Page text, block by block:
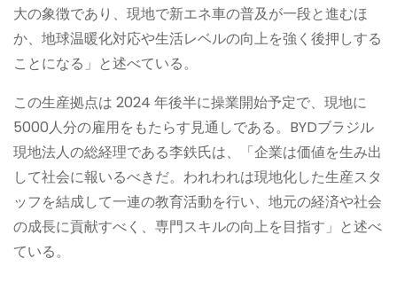
大の象徴であり、現地で新エネ車の普及が一段と進むほ
か、地球温暖化対応や生活レベルの向上を強く後押しする
ことになる」と述べている。
この生産拠点は 2024 年後半に操業開始予定で、現地に
5000人分の雇用をもたらす見通しである。BYDブラジル
現地法人の総経理である李鉄氏は、「企業は価値を生み出
して社会に報いるべきだ。われわれは現地化した生産スタ
ッフを結成して一連の教育活動を行い、地元の経済や社会
の成長に貢献すべく、専門スキルの向上を目指す」と述べ
ている。